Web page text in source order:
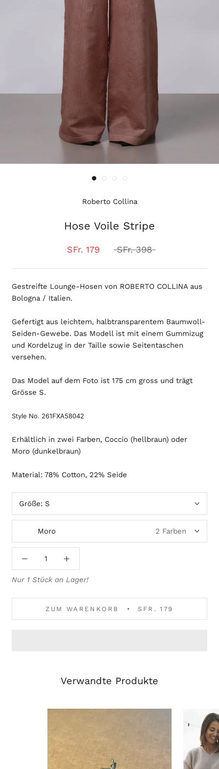
Roberto Collina
Hose Voile Stripe
SFr. 179 SFr. 398
Gestreifte Lounge-Hosen von ROBERTO COLLINA aus
Bologna / Italien.
Gefertigt aus leichtem, halbtransparentem Baumwoll-
Seiden-Gewebe. Das Modell ist mit einem Gummizug
und Kordelzug in der Taille sowie Seitentaschen
versehen.
Das Model auf dem Foto ist 175 cm gross und trägt
Grösse S.
Style No. 261FXA58042
Erhältlich in zwei Farben, Coccio (hellbraun) oder
Moro (dunkelbraun)
Material: 78% Cotton, 22% Seide
Größe: S
Moro 2 Farben
Nur 1 Stück an Lager!
ZUM WARENKORB SFR. 179
Verwandte Produkte